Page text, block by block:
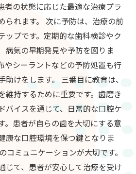
者の状態に応じた最適な治療プラ
られます。 次に予防は、治療の前
ップです。定期的な歯科検診やク
病気の早期発見や予防を図りま
やシーラントなどの予防処置も行
助けをします。 三番目に教育は、
維持するために重要です。歯磨き
バイスを通じて、日常的な口腔ケ
。患者が自らの歯を大切にする意
康な口腔環境を保つ鍵となりま
コミュニケーションが大切です。
じて、患者が安心して治療を受け